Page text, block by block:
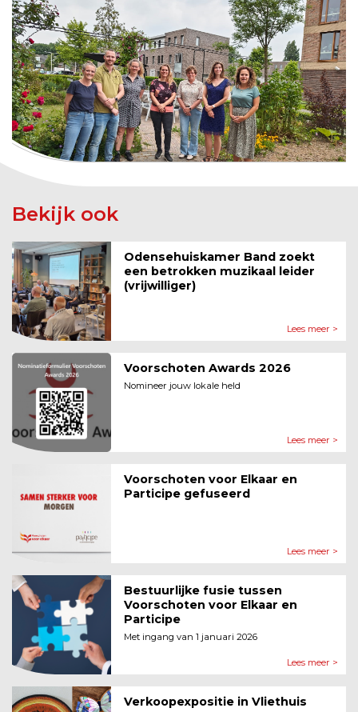
Bekijk ook
Odensehuiskamer Band zoekt
een betrokken muzikaal leider
(vrijwilliger)
Lees meer >
Voorschoten Awards 2026
Nomineer jouw lokale held
Lees meer >
Voorschoten voor Elkaar en
Participe gefuseerd
Lees meer >
Bestuurlijke fusie tussen
Voorschoten voor Elkaar en
Participe
Met ingang van 1 januari 2026
Lees meer >
Verkoopexpositie in Vliethuis